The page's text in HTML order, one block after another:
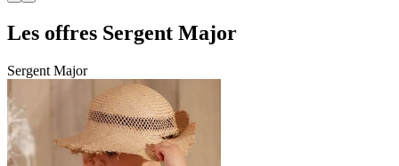
Les offres Sergent Major
Sergent Major